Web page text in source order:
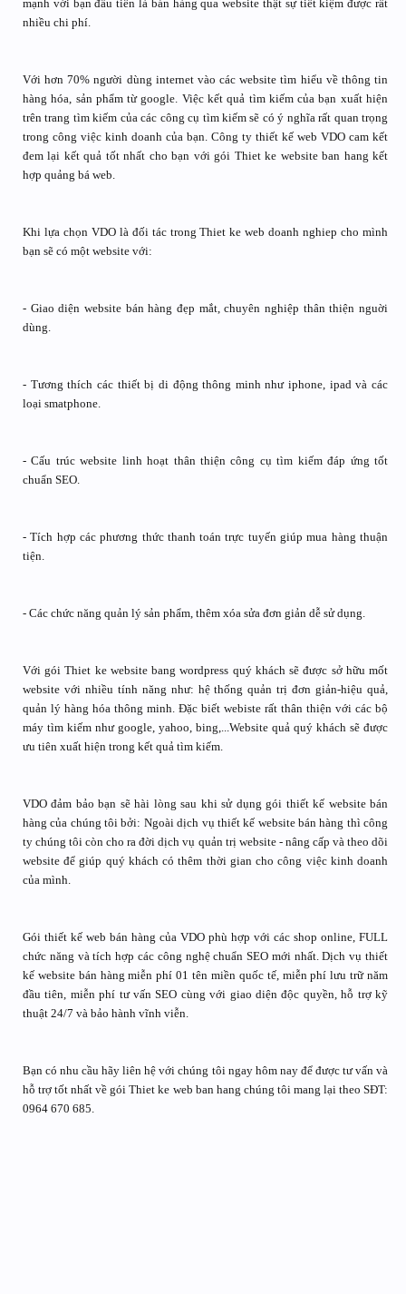
mạnh với bạn đầu tiên là bán hàng qua website thật sự tiết kiệm được rất
nhiều chi phí.
Với hơn 70% người dùng internet vào các website tìm hiểu về thông tin
hàng hóa, sản phẩm từ google. Việc kết quả tìm kiếm của bạn xuất hiện
trên trang tìm kiếm của các công cụ tìm kiếm sẽ có ý nghĩa rất quan trọng
trong công việc kinh doanh của bạn. Công ty thiết kế web VDO cam kết
đem lại kết quả tốt nhất cho bạn với gói Thiet ke website ban hang kết
hợp quảng bá web.
Khi lựa chọn VDO là đối tác trong Thiet ke web doanh nghiep cho mình
bạn sẽ có một website với:
- Giao diện website bán hàng đẹp mắt, chuyên nghiệp thân thiện nguời
dùng.
- Tương thích các thiết bị di động thông minh như iphone, ipad và các
loại smatphone.
- Cấu trúc website linh hoạt thân thiện công cụ tìm kiếm đáp ứng tốt
chuẩn SEO.
- Tích hợp các phương thức thanh toán trực tuyến giúp mua hàng thuận
tiện.
- Các chức năng quản lý sản phẩm, thêm xóa sửa đơn giản dễ sử dụng.
Với gói Thiet ke website bang wordpress quý khách sẽ được sở hữu mốt
website với nhiều tính năng như: hệ thống quản trị đơn giản-hiệu quả,
quản lý hàng hóa thông minh. Đặc biết webiste rất thân thiện với các bộ
máy tìm kiếm như google, yahoo, bing,...Website quả quý khách sẽ được
ưu tiên xuất hiện trong kết quả tìm kiếm.
VDO đảm bảo bạn sẽ hài lòng sau khi sử dụng gói thiết kế website bán
hàng của chúng tôi bởi: Ngoài dịch vụ thiết kế website bán hàng thì công
ty chúng tôi còn cho ra đời dịch vụ quản trị website - nâng cấp và theo dõi
website để giúp quý khách có thêm thời gian cho công việc kinh doanh
của mình.
Gói thiết kế web bán hàng của VDO phù hợp với các shop online, FULL
chức năng và tích hợp các công nghệ chuẩn SEO mới nhất. Dịch vụ thiết
kế website bán hàng miễn phí 01 tên miền quốc tế, miễn phí lưu trữ năm
đầu tiên, miễn phí tư vấn SEO cùng với giao diện độc quyền, hỗ trợ kỹ
thuật 24/7 và bảo hành vĩnh viễn.
Bạn có nhu cầu hãy liên hệ với chúng tôi ngay hôm nay để được tư vấn và
hỗ trợ tốt nhất về gói Thiet ke web ban hang chúng tôi mang lại theo SĐT:
0964 670 685.